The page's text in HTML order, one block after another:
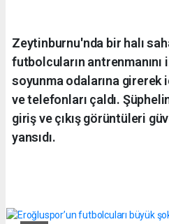
Zeytinburnu'nda bir halı
futbolcuların antrenmanını
soyunma odalarına girerek
ve telefonları çaldı.
giriş ve çıkış görüntüleri
yansıdı.